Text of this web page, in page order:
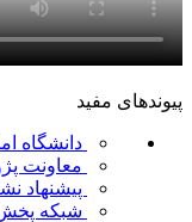
پیوندهای مفید
دانشگاه
معاونت
پیشنهاد
شبکه پخش